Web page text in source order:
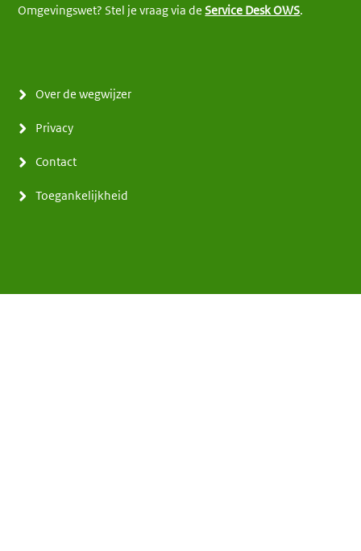
Omgevingswet? Stel je vraag via deService Desk OWS.
Over de wegwijzer
Privacy
Contact
Toegankelijkheid